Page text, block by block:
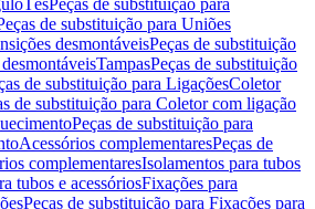
TêsPeças de substituição para
de substituição para Uniões
desmontáveisPeças de substituição
TampasPeças de substituição
de substituição para LigaçõesColetor
de substituição para Coletor com ligação
Peças de substituição para
Acessórios complementaresPeças de
complementaresIsolamentos para tubos
tubos e acessóriosFixações para
Peças de substituição para Fixações para